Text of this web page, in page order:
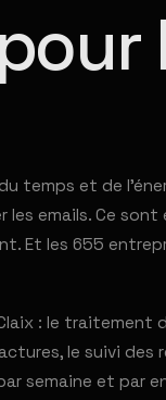
temps et de
les emails. Ce
Et les 655
: le traitement
le suivi des
semaine et par